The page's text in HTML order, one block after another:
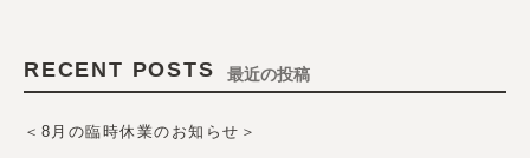
RECENT POSTS 最近の投稿
＜8月の臨時休業のお知らせ＞